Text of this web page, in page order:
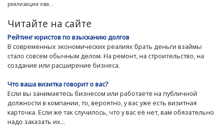
реализации ква...
Читайте на сайте
Рейтинг юристов по взысканию долгов
В современных экономических реалиях брать деньги взаймы
стало совсем обычным делом. На ремонт, на строительство, на
создание или расширение бизнеса.
Что ваша визитка говорит о вас?
Если вы занимаетесь бизнесом или работаете на публичной
должности в компании, то, вероятно, у вас уже есть визитная
карточка. Если же так случилось, что у вас её нет, вам обязательно
надо заказать их...